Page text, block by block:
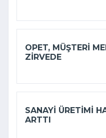
OPET, MÜŞTERI
ZIRVEDE
SANAYI ÜRETIMI
ARTTI